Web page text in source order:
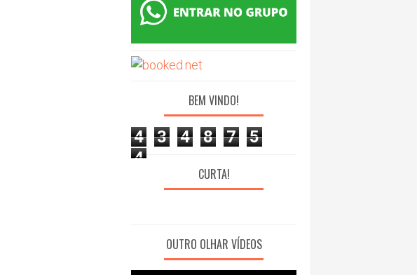
BEM VINDO!
4 3 4 8 7
5
4
CURTA!
OUTRO OLHAR VÍDEOS